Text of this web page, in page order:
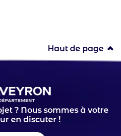
Haut de page
? Nous sommes à votre
en discuter !